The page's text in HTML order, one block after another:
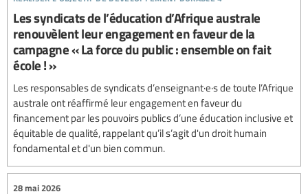
Les syndicats de l’éducation d’Afrique australe
renouvèlent leur engagement en faveur de la
campagne « La force du public : ensemble on fait
école ! »
Les responsables de syndicats d’enseignant·e·s de toute l’Afrique
australe ont réaffirmé leur engagement en faveur du
financement par les pouvoirs publics d’une éducation inclusive et
équitable de qualité, rappelant qu’il s’agit d'un droit humain
fondamental et d'un bien commun.
28 mai 2026